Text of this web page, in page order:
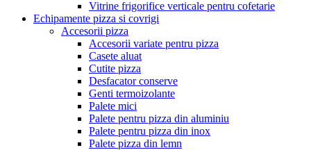
Vitrine frigorifice verticale pentru cofetarie
Echipamente pizza si covrigi
Accesorii pizza
Accesorii variate pentru pizza
Casete aluat
Cutite pizza
Desfacator conserve
Genti termoizolante
Palete mici
Palete pentru pizza din aluminiu
Palete pentru pizza din inox
Palete pizza din lemn